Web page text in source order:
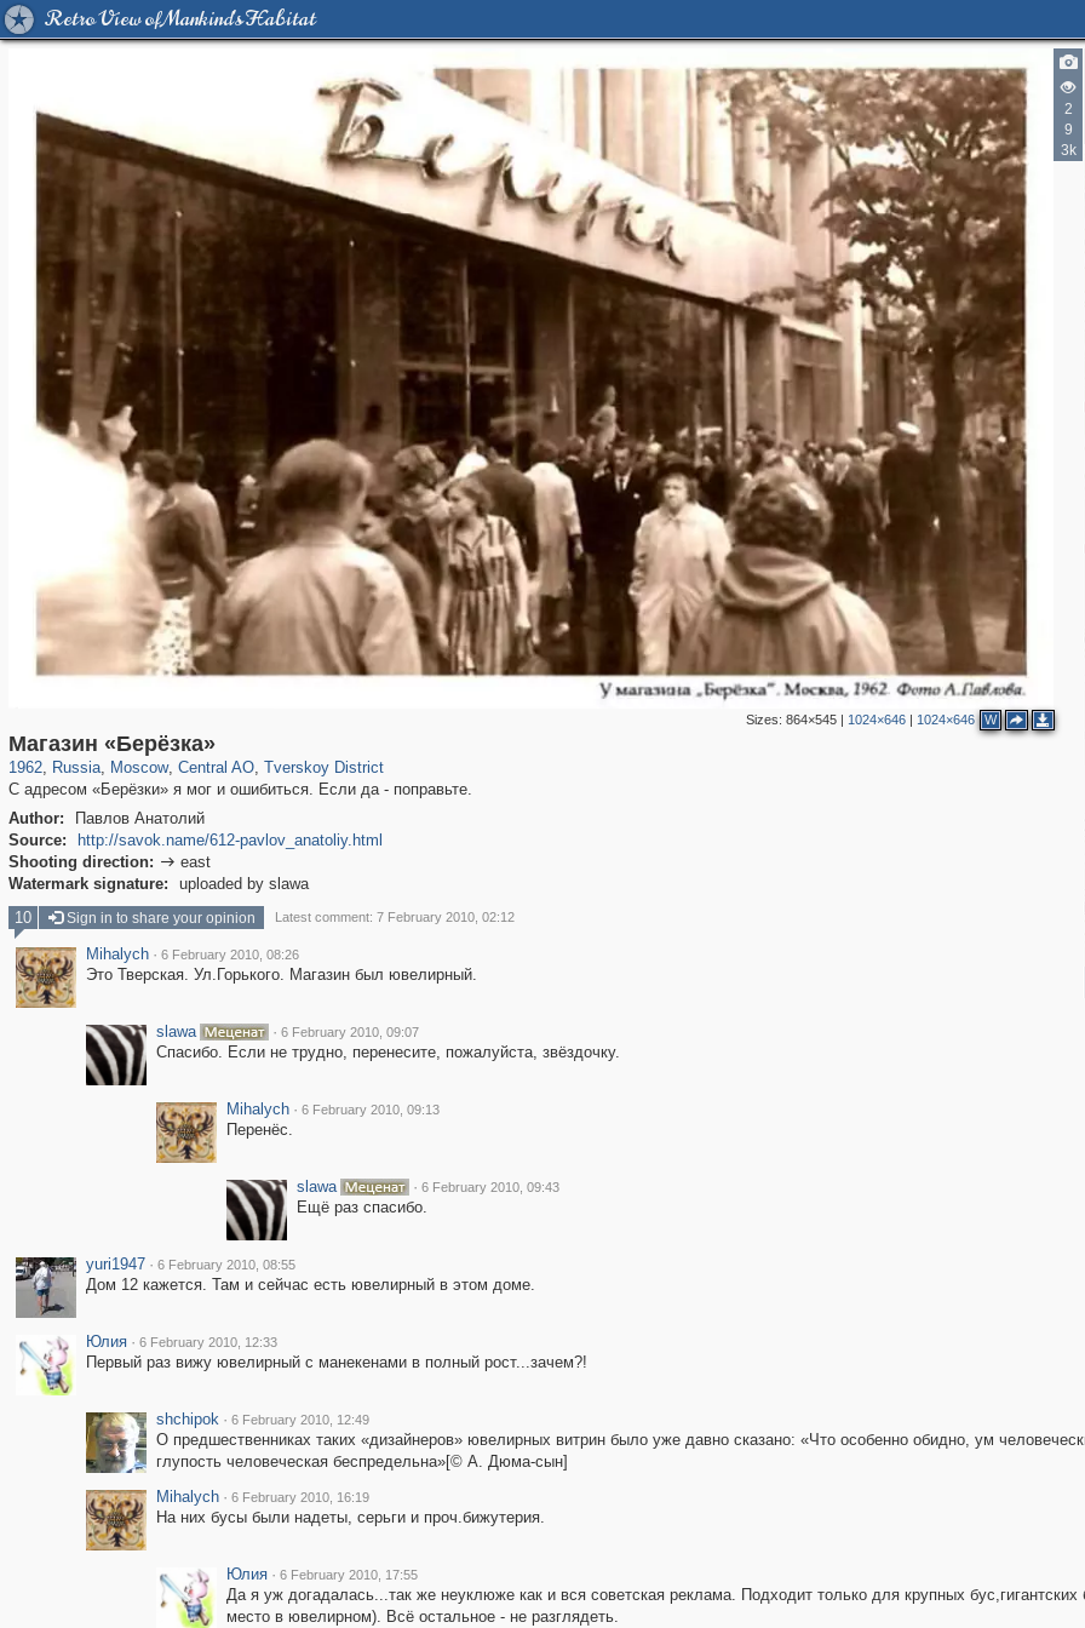
Retro View of Mankind's Habitat
2
9
3k
Sizes: 864×545| 1024×646| 1024×646 W
Магазин «Берёзка»
1962, Russia
1,407,363 29,248
, Moscow
319,882 8,286
, Central AO
160,021 5,916
, Tverskoy District
С адресом «Берёзки» я мог и ошибиться. Если да - поправьте.
Author:
Павлов Анатолий
Source:
http://savok.name/612-pavlov_anatoliy.html
Shooting direction:  east
Watermark signature:
uploaded by slawa
7
7
4
10 Sign in to share your opinion Latest comment: 7 February 2010, 02:12
Mihalych · 6 February 2010, 08:26
Это Тверская. Ул.Горького. Магазин был ювелирный.
slawa · 6 February 2010, 09:07
Спасибо. Если не трудно, перенесите, пожалуйста, звёздочку.
Mihalych · 6 February 2010, 09:13
Перенёс.
slawa · 6 February 2010, 09:43
Ещё раз спасибо.
yuri1947 · 6 February 2010, 08:55
Дом 12 кажется. Там и сейчас есть ювелирный в этом доме.
Юлия · 6 February 2010, 12:33
Первый раз вижу ювелирный с манекенами в полный рост...зачем?!
shchipok · 6 February 2010, 12:49
О предшественниках таких «дизайнеров» ювелирных витрин было уже давно сказано: «Что особенно обидно, ум
глупость человеческая беспредельна»[© А. Дюма-сын]
Mihalych · 6 February 2010, 16:19
На них бусы были надеты, серьги и проч.бижутерия.
Юлия · 6 February 2010, 17:55
Да я уж догадалась...так же неуклюже как и вся советская реклама. Подходит только для крупных
место в ювелирном). Всё остальное - не разглядеть.